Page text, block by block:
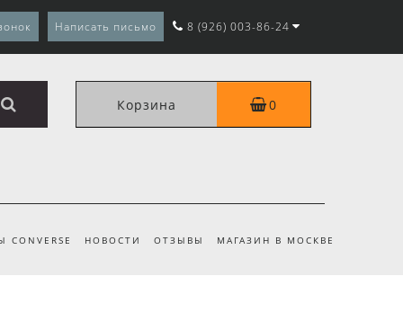
Написать письмо 8 (926) 003-86-24
Корзина 0
НОВОСТИ ОТЗЫВЫ МАГАЗИН В МОСКВЕ